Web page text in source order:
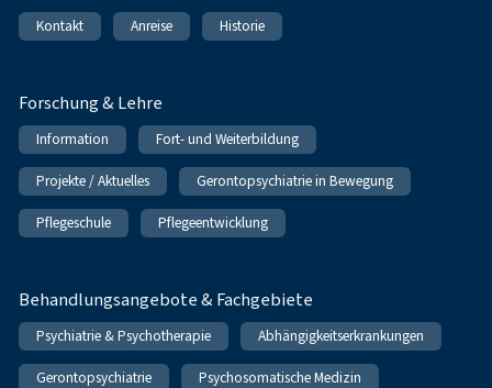
Kontakt Anreise Historie
Forschung & Lehre
Information Fort- und Weiterbildung
Projekte / Aktuelles Gerontopsychiatrie in Bewegung
Pflegeschule Pflegeentwicklung
Behandlungsangebote & Fachgebiete
Psychiatrie & Psychotherapie Abhängigkeitserkrankungen
Gerontopsychiatrie Psychosomatische Medizin